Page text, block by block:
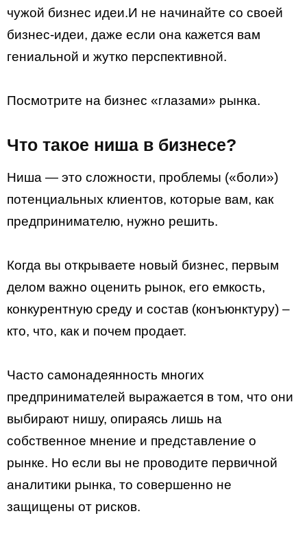
чужой бизнес идеи.И не начинайте со своей
бизнес-идеи, даже если она кажется вам
гениальной и жутко перспективной.
Посмотрите на бизнес «глазами» рынка.
Что такое ниша в бизнесе?
Ниша — это сложности, проблемы («боли»)
потенциальных клиентов, которые вам, как
предпринимателю, нужно решить.
Когда вы открываете новый бизнес, первым
делом важно оценить рынок, его емкость,
конкурентную среду и состав (конъюнктуру) –
кто, что, как и почем продает.
Часто самонадеянность многих
предпринимателей выражается в том, что они
выбирают нишу, опираясь лишь на
собственное мнение и представление о
рынке. Но если вы не проводите первичной
аналитики рынка, то совершенно не
защищены от рисков.